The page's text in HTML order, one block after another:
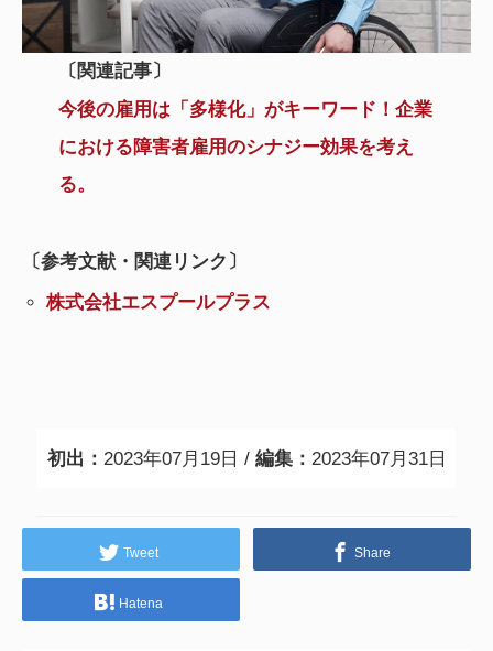
〔 関連記事〕
今後の雇用は「多様化」がキーワード！企業
における障害者雇用のシナジー効果を考え
る。
〔参考文献・関連リンク〕
株式会社エスプールプラス
初出： 2023年07月19日 / 編集： 2023年07月31日
Tweet Share
Hatena